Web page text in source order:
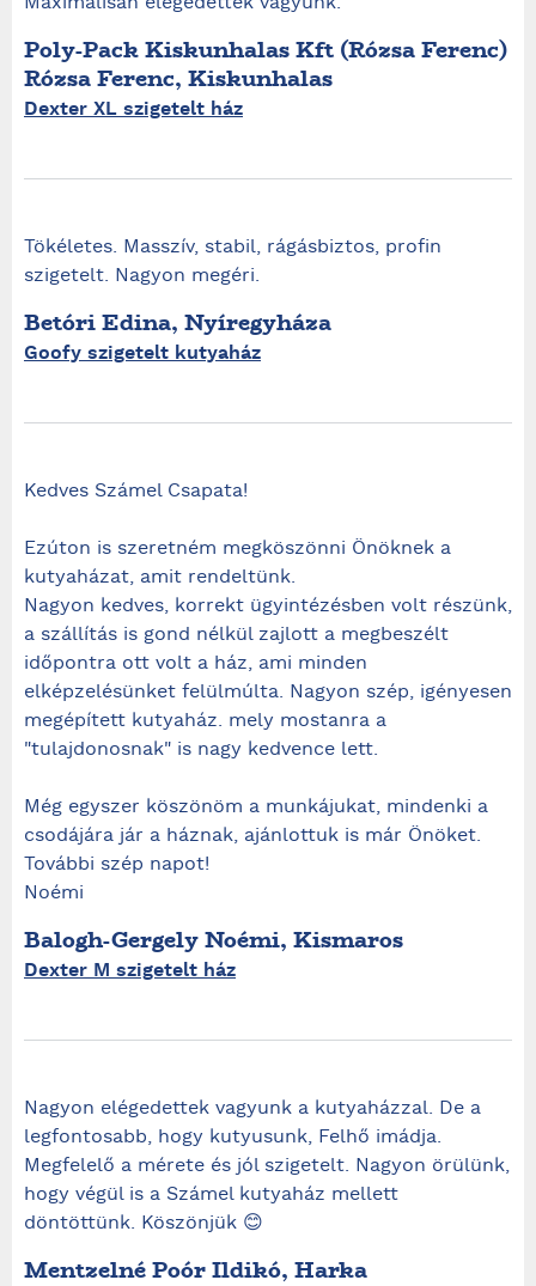
Poly-Pack Kiskunhalas Kft (Rózsa Ferenc)
Rózsa Ferenc, Kiskunhalas
Dexter XL szigetelt ház
Tökéletes. Masszív, stabil, rágásbiztos, profin
szigetelt. Nagyon megéri.
Betóri Edina, Nyíregyháza
Goofy szigetelt kutyaház
Kedves Számel Csapata!
Ezúton is szeretném megköszönni Önöknek a
kutyaházat, amit rendeltünk.
Nagyon kedves, korrekt ügyintézésben volt részünk,
a szállítás is gond nélkül zajlott a megbeszélt
időpontra ott volt a ház, ami minden
elképzelésünket felülmúlta. Nagyon szép, igényesen
megépített kutyaház. mely mostanra a
"tulajdonosnak" is nagy kedvence lett.
Még egyszer köszönöm a munkájukat, mindenki a
csodájára jár a háznak, ajánlottuk is már Önöket.
További szép napot!
Noémi
Balogh-Gergely Noémi, Kismaros
Dexter M szigetelt ház
Nagyon elégedettek vagyunk a kutyaházzal. De a
legfontosabb, hogy kutyusunk, Felhő imádja.
Megfelelő a mérete és jól szigetelt. Nagyon örülünk,
hogy végül is a Számel kutyaház mellett
döntöttünk. Köszönjük 😊
Mentzelné Poór Ildikó, Harka